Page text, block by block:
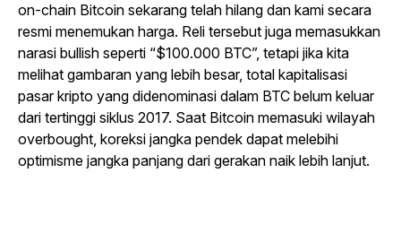
on-chain Bitcoin sekarang telah hilang dan kami secara
resmi menemukan harga. Reli tersebut juga memasukkan
narasi bullish seperti “$100.000 BTC”, tetapi jika kita
melihat gambaran yang lebih besar, total kapitalisasi
pasar kripto yang didenominasi dalam BTC belum keluar
dari tertinggi siklus 2017. Saat Bitcoin memasuki wilayah
overbought, koreksi jangka pendek dapat melebihi
optimisme jangka panjang dari gerakan naik lebih lanjut.